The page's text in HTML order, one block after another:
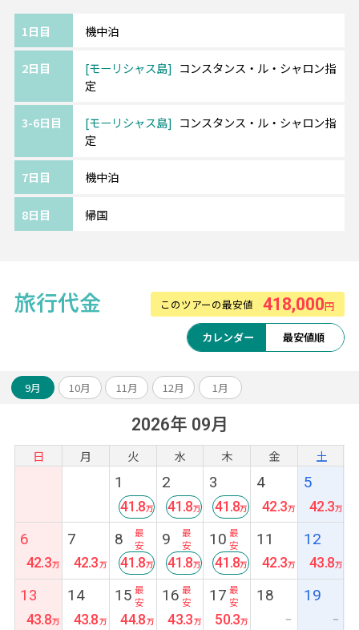
アクセス：空港から車で約15分
て
導入されることになりました。1名様につき1
1日目 機中泊
2日目 モーリシャス島
コンスタンス・ル・シャロン指
定
3-6日目 モーリシャス島
コンスタンス・ル・シャロン指
定
7日目 機中泊
8日目 帰国
旅行代金 このツアーの最安値 418,000円
カレンダー 最安値順
9月 10月 11月 12月 1月
2026年 09月
日 月 火 水 木 金 土
1
最
安
41.8
2
最
安
41.8
3
最
安
41.8
4
42.3
5
42.3
6
42.3
7
42.3
8
最
安
41.8
9
最
安
41.8
10
最
安
41.8
11
42.3
12
43.8
13
43.8
14
43.8
15
44.8
16
43.3
17
50.3
18
ー
19
ー